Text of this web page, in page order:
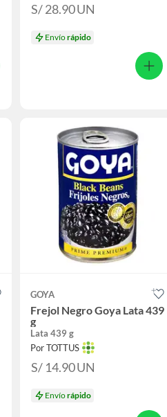
S/ 28.90UN
Envíorápido
GOYA
Frejol Negro Goya Lata 439
g
Lata 439 g
Por TOTTUS
S/ 14.90UN
Envíorápido